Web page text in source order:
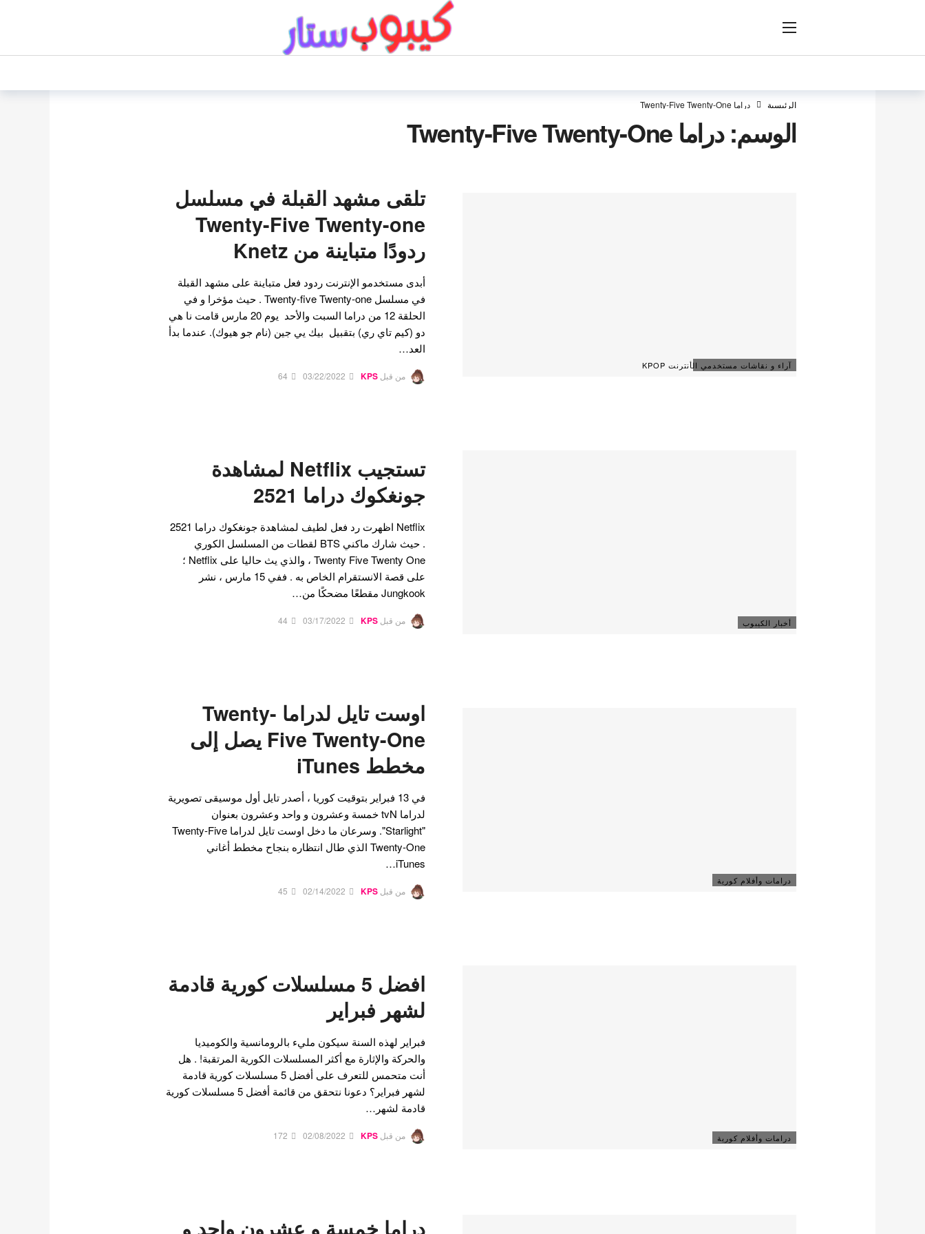
الرئيسية دراما Twenty-Five Twenty-One
الوسم:دراما Twenty-Five Twenty-One
آراء و نقاشات مستخدمي الأنترنت KPOP
تلقى مشهد القبلة في مسلسل
Twenty-Five Twenty-one
ردودًا متباينة من Knetz
أبدى مستخدمو الإنترنت ردود فعل متباينة على مشهد القبلة
في مسلسل Twenty-five Twenty-one . حيث مؤخرا و في
الحلقة 12 من دراما السبت والأحد يوم 20 مارس قامت نا هي
دو (كيم تاي ري) بتقبيل بيك يي جين (نام جو هيوك). عندما بدأ
العد…
من قبل KPS
03/22/2022
64
أخبار الكيبوب
تستجيب Netflix لمشاهدة
جونغكوك دراما 2521
Netflix اظهرت رد فعل لطيف لمشاهدة جونغكوك دراما 2521
. حيث شارك ماكني BTS لقطات من المسلسل الكوري
Twenty Five Twenty One ، والذي يث حاليا على Netflix ؛
على قصة الانستقرام الخاص به . ففي 15 مارس ، نشر
Jungkook مقطعًا مضحكًا من…
من قبل KPS
03/17/2022
44
درامات وأفلام كورية
اوست تايل لدراما Twenty-
Five Twenty-One يصل إلى
مخطط iTunes
في 13 فبراير بتوقيت كوريا ، أصدر تايل أول موسيقى تصويرية
لدراما tvN خمسة وعشرون و واحد وعشرون بعنوان
"Starlight". وسرعان ما دخل اوست تايل لدراما Twenty-Five
Twenty-One الذي طال انتظاره بنجاح مخطط أغاني
iTunes…
من قبل KPS
02/14/2022
45
درامات وأفلام كورية
افضل 5 مسلسلات كورية قادمة
لشهر فبراير
فبراير لهذه السنة سيكون مليء بالرومانسية والكوميديا ​​
والحركة والإثارة مع أكثر المسلسلات الكورية المرتقبة! . هل
أنت متحمس للتعرف على أفضل 5 مسلسلات كورية قادمة
لشهر فبراير؟ دعونا نتحقق من قائمة أفضل 5 مسلسلات كورية
قادمة لشهر…
من قبل KPS
02/08/2022
172
دراما خمسة و عشرون واحد و